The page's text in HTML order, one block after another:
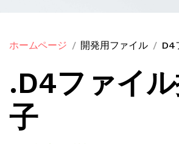
ホームページ 開発用ファイル D4
.D4ファイ
子